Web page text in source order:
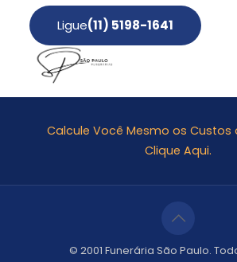
Ligue(11) 5198-1641
Calcule Você Mesmo os Custos
Clique Aqui.
© 2001 Funerária São Paulo.